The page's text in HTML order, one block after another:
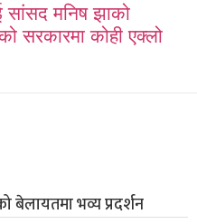
सांसद मनिष झाको
सरकारमा कोही एक्लो
बेलायतमा भव्य प्रदर्शन